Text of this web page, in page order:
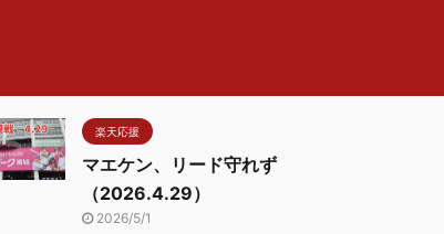
楽天応援
マエケン、リード守れず
（2026.4.29）
2026/5/1